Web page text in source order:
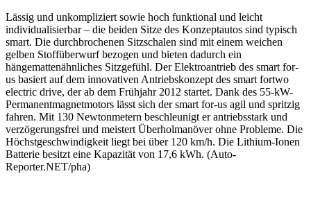
Lässig und unkompliziert sowie hoch funktional und leicht
individualisierbar – die beiden Sitze des Konzeptautos sind typisch
smart. Die durchbrochenen Sitzschalen sind mit einem weichen
gelben Stoffüberwurf bezogen und bieten dadurch ein
hängemattenähnliches Sitzgefühl. Der Elektroantrieb des smart for-
us basiert auf dem innovativen Antriebskonzept des smart fortwo
electric drive, der ab dem Frühjahr 2012 startet. Dank des 55-kW-
Permanentmagnetmotors lässt sich der smart for-us agil und spritzig
fahren. Mit 130 Newtonmetern beschleunigt er antriebsstark und
verzögerungsfrei und meistert Überholmanöver ohne Probleme. Die
Höchstgeschwindigkeit liegt bei über 120 km/h. Die Lithium-Ionen
Batterie besitzt eine Kapazität von 17,6 kWh. (Auto-
Reporter.NET/pha)